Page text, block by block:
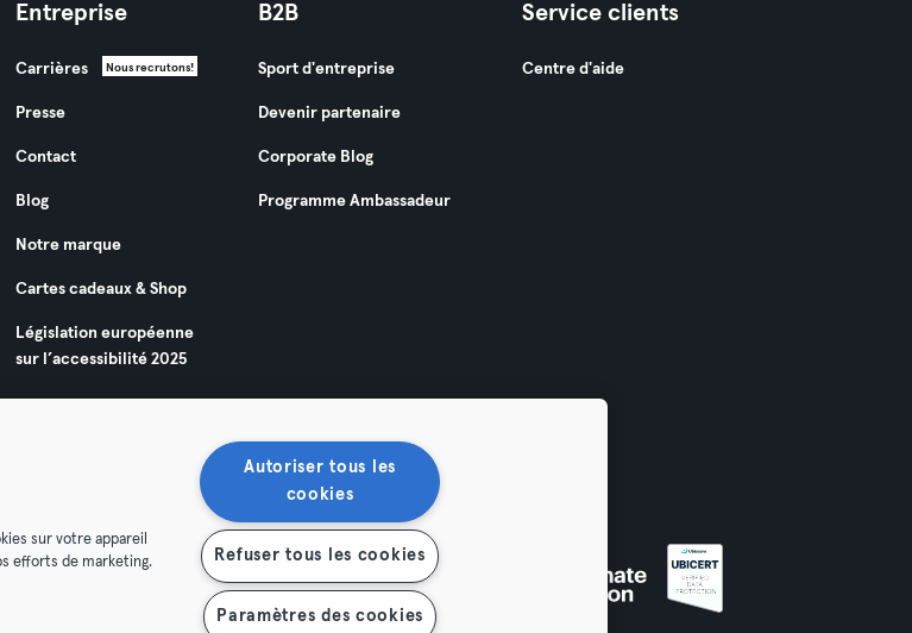
Entreprise
Carrières Nous recrutons!
Presse
Contact
Blog
Notre marque
Cartes cadeaux & Shop
Législation européenne
sur l’accessibilité 2025
B2B
Sport d'entreprise
Devenir partenaire
Corporate Blog
Programme Ambassadeur
Service clients
Centre d'aide
de confidentialité Mentions légales
sur votre appareil
efforts de marketing.
Autoriser tous les
cookies
Refuser tous les cookies
Paramètres des cookies